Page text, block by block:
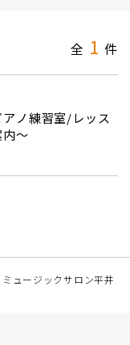
全 1 件
ノ練習室/レッス
～
ミュージックサロン平井